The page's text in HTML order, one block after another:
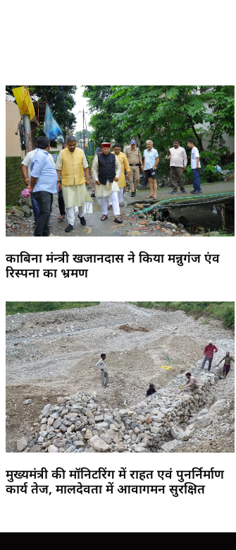
काबिना मंन्त्री खजानदास ने किया मन्नुगंज एंव
रिस्पना का भ्रमण
मुख्यमंत्री की मॉनिटरिंग में राहत एवं पुनर्निर्माण
कार्य तेज, मालदेवता में आवागमन सुरक्षित